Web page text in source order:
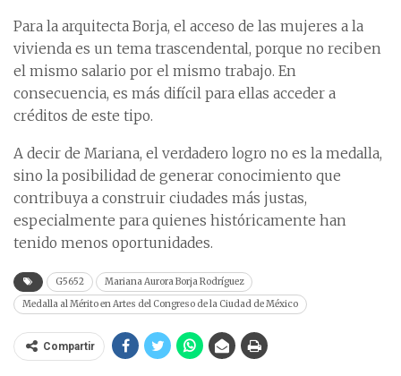
Para la arquitecta Borja, el acceso de las mujeres a la
vivienda es un tema trascendental, porque no reciben
el mismo salario por el mismo trabajo. En
consecuencia, es más difícil para ellas acceder a
créditos de este tipo.
A decir de Mariana, el verdadero logro no es la medalla,
sino la posibilidad de generar conocimiento que
contribuya a construir ciudades más justas,
especialmente para quienes históricamente han
tenido menos oportunidades.
G5652
Mariana Aurora Borja Rodríguez
Medalla al Mérito en Artes del Congreso de la Ciudad de México
Compartir